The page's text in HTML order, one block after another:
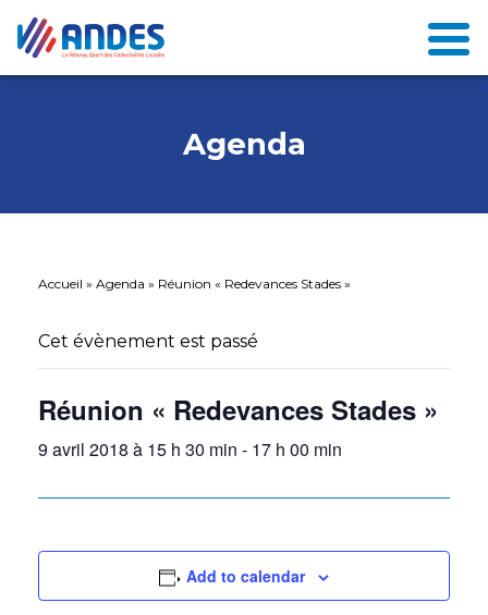
Agenda
Accueil » Agenda » Réunion « Redevances Stades »
Cet évènement est passé
Réunion « Redevances Stades »
9 avril 2018 à 15 h 30 min - 17 h 00 min
Add to calendar